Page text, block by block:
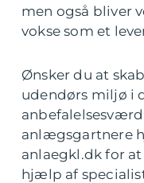
men også bliver
vokse som et
Ønsker du at
udendørs miljø i
anlægsgartnere
anlaegkl.dk for
hjælp af